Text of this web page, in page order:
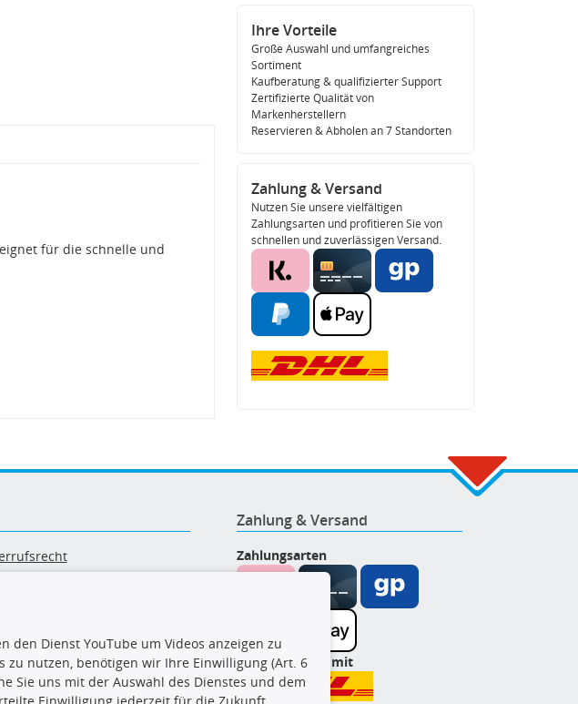
für die schnelle und
Ihre Vorteile
Große Auswahl und umfangreiches
Sortiment
Kaufberatung & qualifizierter Support
Zertifizierte Qualität von
Markenherstellern
Reservieren & Abholen an 7 Standorten
Zahlung & Versand
Nutzen Sie unsere vielfältigen
Zahlungsarten und profitieren Sie von
schnellen und zuverlässigen Versand.
Zahlung & Versand
Zahlungsarten
Wir versenden mit
den Dienst YouTube um Videos anzeigen zu
zu nutzen, benötigen wir Ihre Einwilligung (Art. 6
Sie uns mit der Auswahl des Dienstes und dem